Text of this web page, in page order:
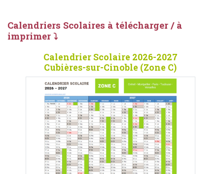
Calendriers Scolaires à télécharger / à
imprimer ⤵
Calendrier Scolaire 2026-2027
Cubières-sur-Cinoble (Zone C)